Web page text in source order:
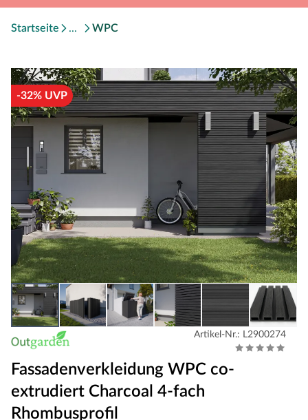
Startseite WPC
-32% UVP
Artikel-Nr.: L2900274
Fassadenverkleidung WPC co-
extrudiert Charcoal 4-fach
Rhombusprofil